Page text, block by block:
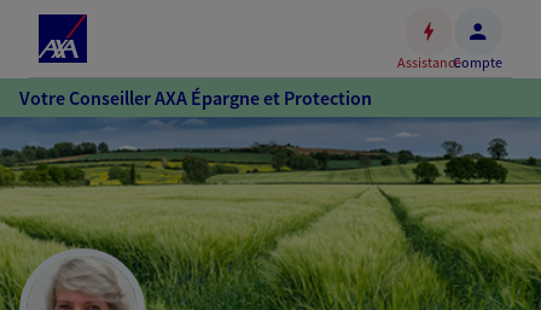
Accéder
au
contenu
principal
Accéder
au
pied
de
page
AssistanceCompte
Votre Conseiller AXA Épargne et Protection